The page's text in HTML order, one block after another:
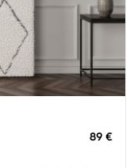
89 €